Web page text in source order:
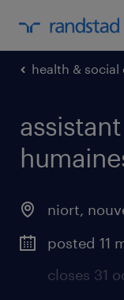
health &
niort,
posted 11
closes 31